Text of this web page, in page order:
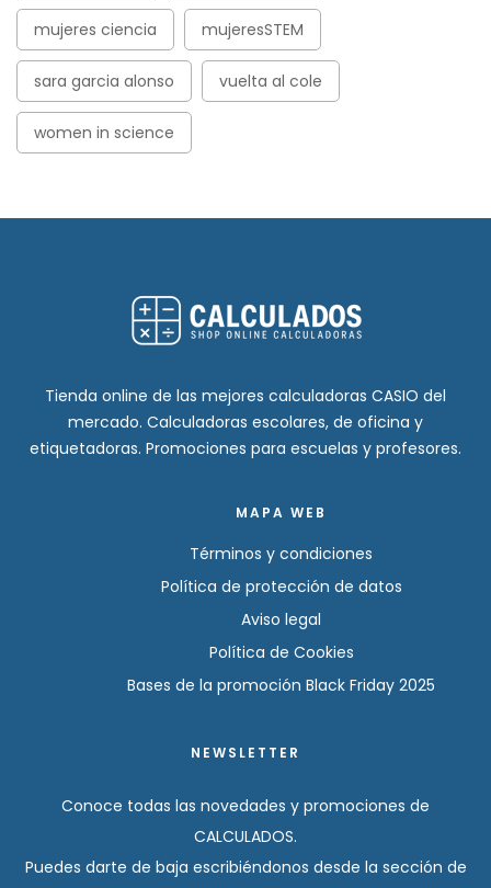
mujeres ciencia mujeresSTEM
sara garcia alonso vuelta al cole
women in science
Tienda online de las mejores calculadoras CASIO del
mercado. Calculadoras escolares, de oficina y
etiquetadoras. Promociones para escuelas y profesores.
MAPA WEB
Términos y condiciones
Política de protección de datos
Aviso legal
Política de Cookies
Bases de la promoción Black Friday 2025
NEWSLETTER
Conoce todas las novedades y promociones de
CALCULADOS.
Puedes darte de baja escribiéndonos desde la sección de